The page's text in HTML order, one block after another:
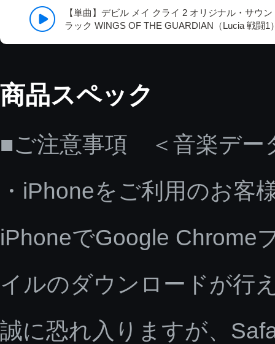
【単曲】デビル メイ クライ 2 オリジナル・サウン
ラック WINGS OF THE GUARDIAN（Lucia 戦闘1
商品スペック
■ご注意事項 ＜音楽デー
・iPhoneをご利用のお客
iPhoneでGoogle Chrome
イルのダウンロードが行
誠に恐れ入りますが、